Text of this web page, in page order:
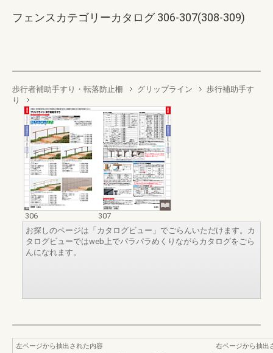
フェンスカテゴリーカタログ 306-307(308-309)
歩行者補助手すり・転落防止柵 グリップライン
歩行補助手す
り
306
307
お探しのページは「カタログビュー」でごらんいただけます。カ
タログビューではweb上でパラパラめくりながらカタログをごら
んになれます。
左ページから抽出された内容
右ページから抽出